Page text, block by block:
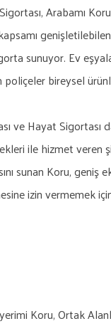
Arabamı
sunuyor. Ev
bireysel
ve Hayat Sigortası
ile hizmet veren
sunan Koru, geniş
izin vermemek
Koru, Ortak